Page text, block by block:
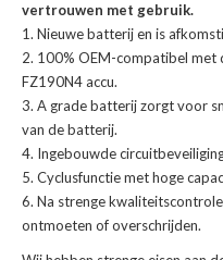
vertrouwen met gebruik.
Nieuwe batterij en is
100% OEM-compatibel met
FZ190N4 accu.
A grade batterij zorgt voor
van de batterij.
Ingebouwde
Cyclusfunctie met hoge
Na strenge
ontmoeten of overschrijden.